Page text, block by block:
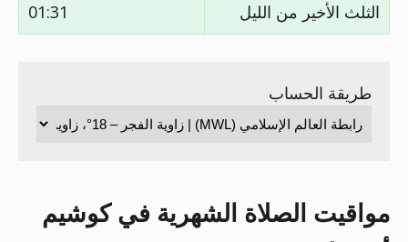
الثلث الأخير من الليل 01:31
طريقة الحساب
مواقيت الصلاة الشهرية في كوشيم